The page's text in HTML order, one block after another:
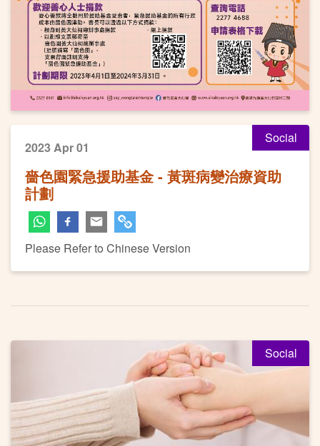
Social
2023 Apr 01
嗇色園緊急援助基金 - 黃斑病變治療資助
計劃
Please Refer to Chinese Version
Social